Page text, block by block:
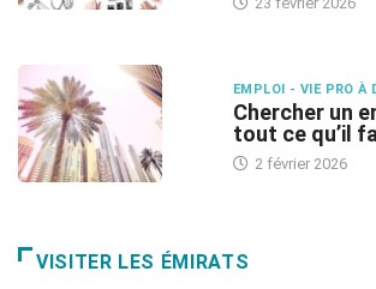
EMPLOI - VIE PRO À
Chercher un
tout ce qu’il
2 février 2026
VISITER LES ÉMIRATS